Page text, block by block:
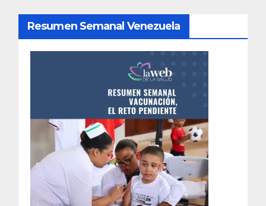
Resumen Semanal Venezuela